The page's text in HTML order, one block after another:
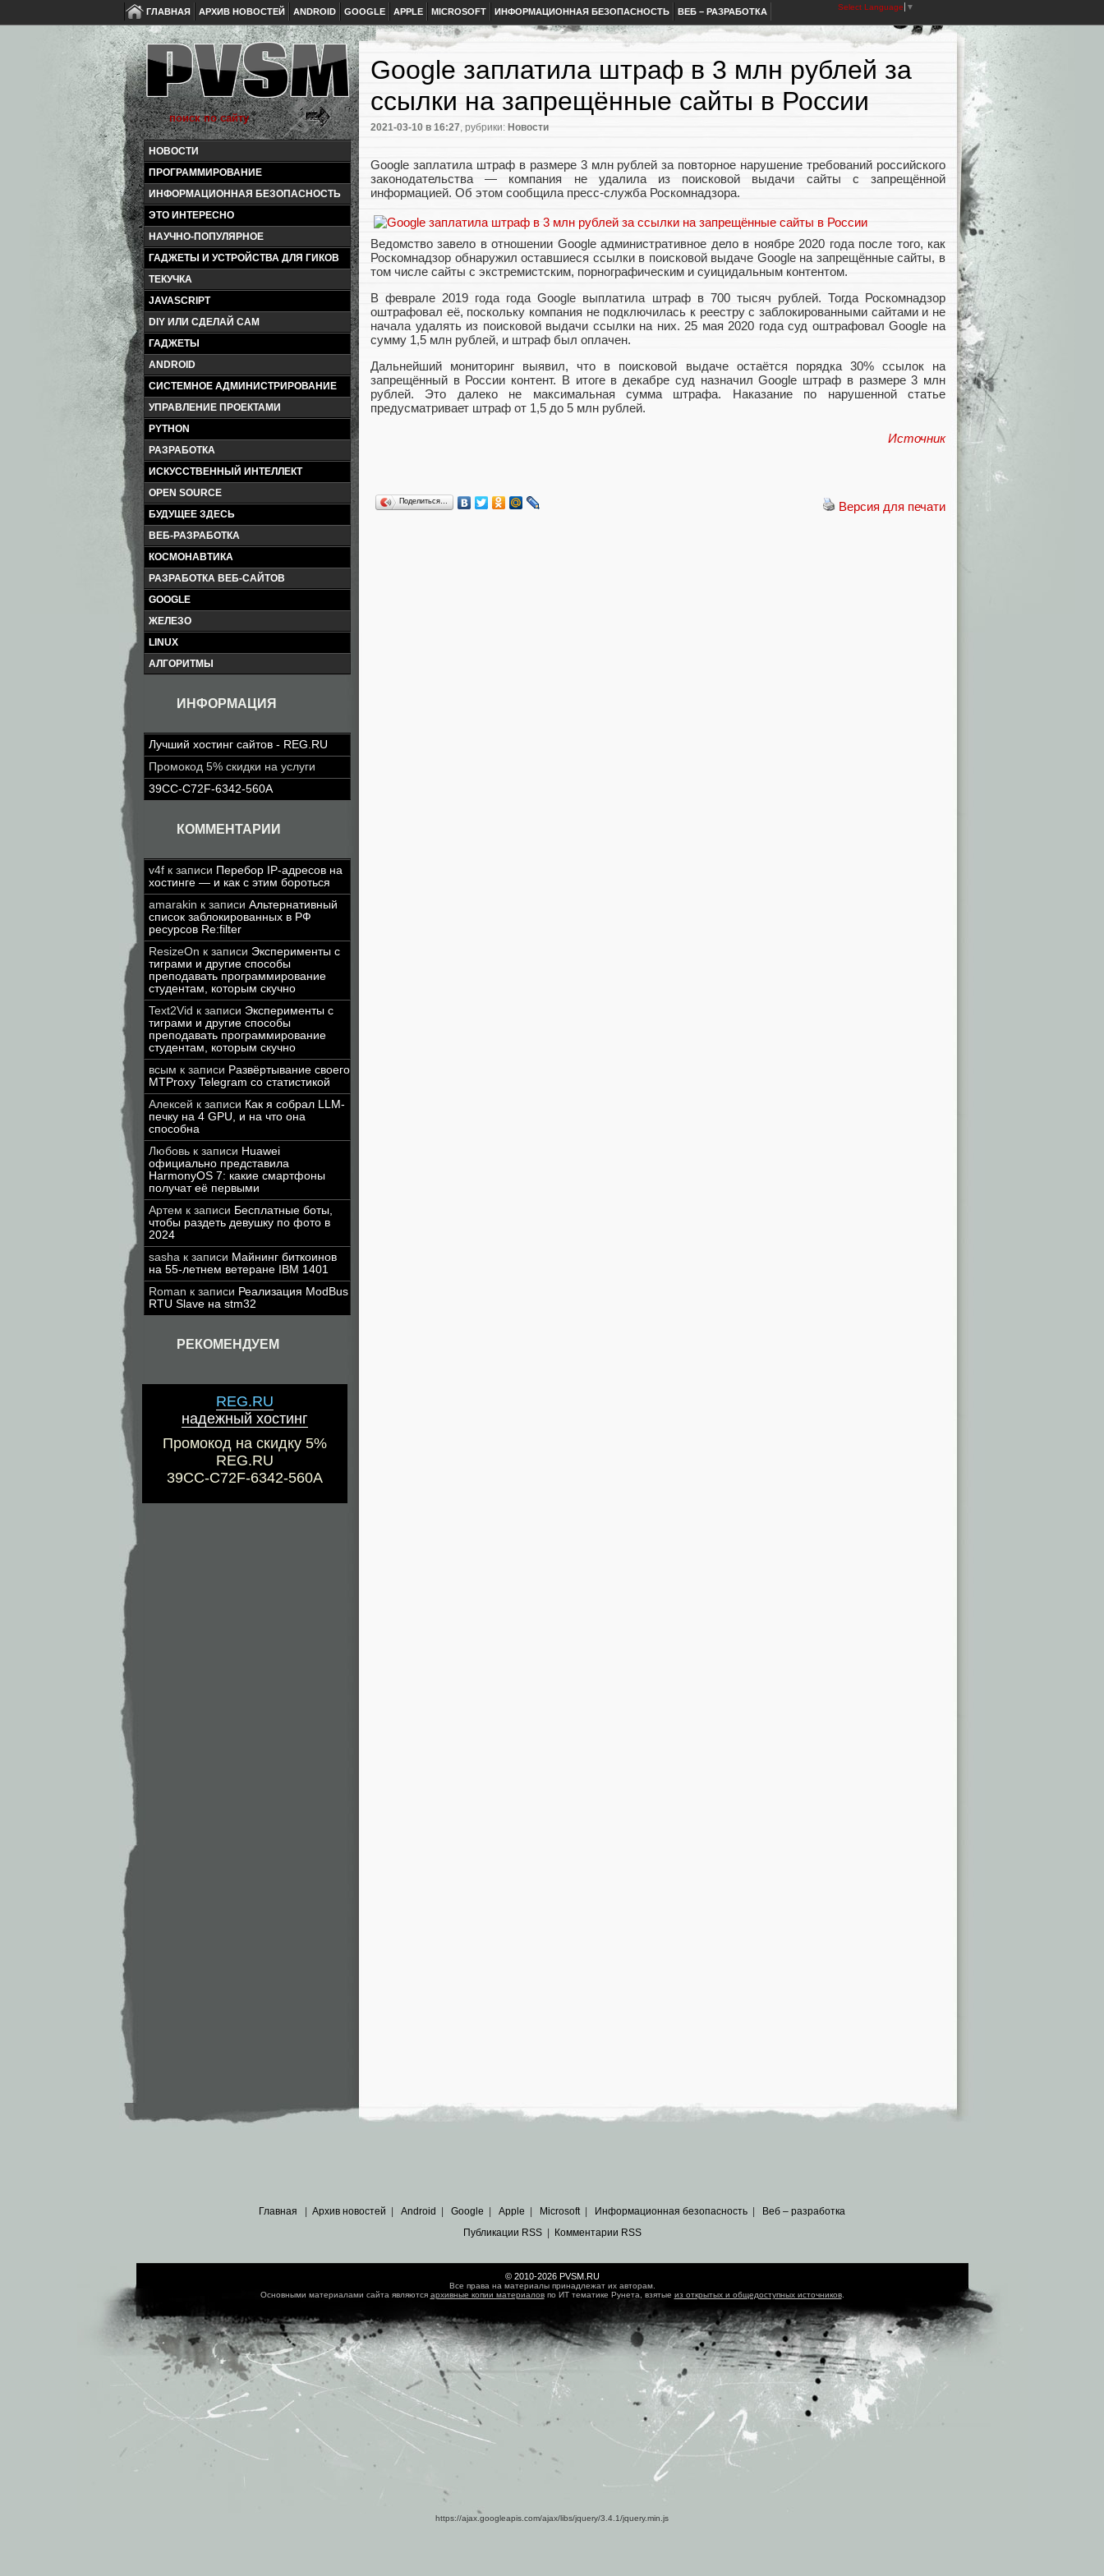
ГЛАВНАЯ АРХИВ НОВОСТЕЙ ANDROID GOOGLE APPLE MICROSOFT ИНФОРМАЦИОННАЯ БЕЗОПАСНОСТЬ ВЕБ – РАЗРАБОТКА Select Language ▼
НОВОСТИ
ПРОГРАММИРОВАНИЕ
ИНФОРМАЦИОННАЯ БЕЗОПАСНОСТЬ
ЭТО ИНТЕРЕСНО
НАУЧНО-ПОПУЛЯРНОЕ
ГАДЖЕТЫ И УСТРОЙСТВА ДЛЯ ГИКОВ
ТЕКУЧКА
JAVASCRIPT
DIY ИЛИ СДЕЛАЙ САМ
ГАДЖЕТЫ
ANDROID
СИСТЕМНОЕ АДМИНИСТРИРОВАНИЕ
УПРАВЛЕНИЕ ПРОЕКТАМИ
PYTHON
РАЗРАБОТКА
ИСКУССТВЕННЫЙ ИНТЕЛЛЕКТ
OPEN SOURCE
БУДУЩЕЕ ЗДЕСЬ
ВЕБ-РАЗРАБОТКА
КОСМОНАВТИКА
РАЗРАБОТКА ВЕБ-САЙТОВ
GOOGLE
ЖЕЛЕЗО
LINUX
АЛГОРИТМЫ
ИНФОРМАЦИЯ
Лучший хостинг сайтов - REG.RU
Промокод 5% скидки на услуги
39CC-C72F-6342-560A
КОММЕНТАРИИ
v4f к записи Перебор IP-адресов на
хостинге — и как с этим бороться
amarakin к записи Альтернативный
список заблокированных в РФ
ресурсов Re:filter
ResizeOn к записи Эксперименты с
тиграми и другие способы
преподавать программирование
студентам, которым скучно
Text2Vid к записи Эксперименты с
тиграми и другие способы
преподавать программирование
студентам, которым скучно
всым к записи Развёртывание своего
MTProxy Telegram со статистикой
Алексей к записи Как я собрал LLM-
печку на 4 GPU, и на что она
способна
Любовь к записи Huawei
официально представила
HarmonyOS 7: какие смартфоны
получат её первыми
Артем к записи Бесплатные боты,
чтобы раздеть девушку по фото в
2024
sasha к записи Майнинг биткоинов
на 55-летнем ветеране IBM 1401
Roman к записи Реализация ModBus
RTU Slave на stm32
РЕКОМЕНДУЕМ
REG.RU
надежный хостинг
Промокод на скидку 5%
REG.RU
39CC-C72F-6342-560A
Google заплатила штраф в 3 млн рублей за
ссылки на запрещённые сайты в России
2021-03-10 в 16:27, рубрики: Новости
Google заплатила штраф в размере 3 млн рублей за повторное нарушение требований российского
законодательства — компания не удалила из поисковой выдачи сайты с запрещённой
информацией. Об этом сообщила пресс-служба Роскомнадзора.
Ведомство завело в отношении Google административное дело в ноябре 2020 года после того, как
Роскомнадзор обнаружил оставшиеся ссылки в поисковой выдаче Google на запрещённые сайты, в
том числе сайты с экстремистским, порнографическим и суицидальным контентом.
В феврале 2019 года года Google выплатила штраф в 700 тысяч рублей. Тогда Роскомнадзор
оштрафовал её, поскольку компания не подключилась к реестру с заблокированными сайтами и не
начала удалять из поисковой выдачи ссылки на них. 25 мая 2020 года суд оштрафовал Google на
сумму 1,5 млн рублей, и штраф был оплачен.
Дальнейший мониторинг выявил, что в поисковой выдаче остаётся порядка 30% ссылок на
запрещённый в России контент. В итоге в декабре суд назначил Google штраф в размере 3 млн
рублей. Это далеко не максимальная сумма штрафа. Наказание по нарушенной статье
предусматривает штраф от 1,5 до 5 млн рублей.
Источник
Версия для печати
Поделиться…
Главная Архив новостей Android Google Apple Microsoft| Информационная безопасность
Веб – разработка
Публикации RSS| Комментарии RSS
© 2010-2026 PVSM.RU
Все права на материалы принадлежат их авторам.
Основными материалами сайта являются архивные копии материаловпо ИТ тематике Рунета, взятые из открытых и общедоступных источников.
https://ajax.googleapis.com/ajax/libs/jquery/3.4.1/jquery.min.js